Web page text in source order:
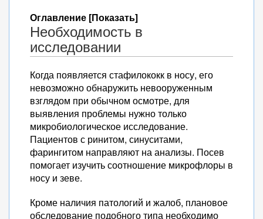
Оглавление [Показать]
Необходимость в
исследовании
Когда появляется стафилококк в носу, его
невозможно обнаружить невооруженным
взглядом при обычном осмотре, для
выявления проблемы нужно только
микробиологическое исследование.
Пациентов с ринитом, синуситами,
фарингитом направляют на анализы. Посев
помогает изучить соотношение микрофлоры в
носу и зеве.
Кроме наличия патологий и жалоб, плановое
обследование подобного типа необходимо